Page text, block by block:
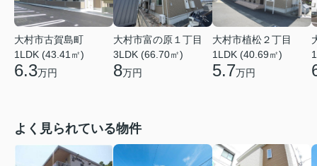
大村市古賀島町
1LDK (43.41㎡)
6.3万円
大村市富の原１丁目
3LDK (66.70㎡)
8万円
大村市植松２丁目
1LDK (40.69㎡)
5.7万円
よく見られている物件